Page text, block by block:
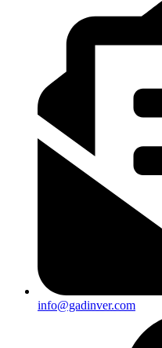
info@gadinver.com